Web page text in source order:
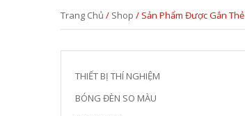
Trang Chủ / Shop / Sản Phẩm Được Gắn
THIẾT BỊ THÍ NGHIỆM
BÓNG ĐÈN SO MÀU